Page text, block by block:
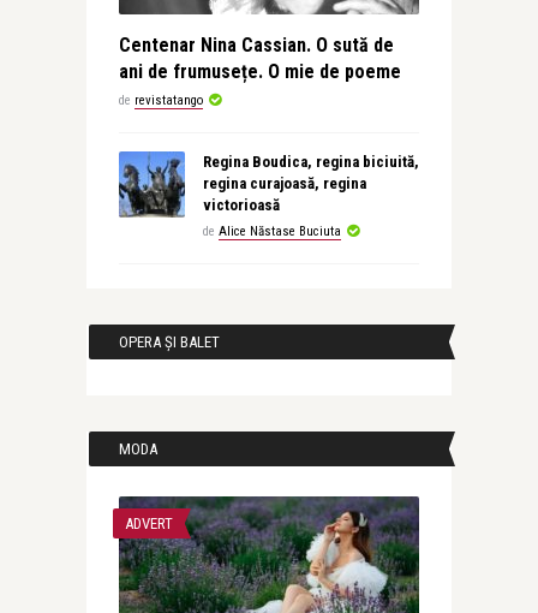
Centenar Nina Cassian. O sută de
ani de frumusețe. O mie de poeme
de revistatango
Regina Boudica, regina biciuită,
regina curajoasă, regina
victorioasă
de Alice Năstase Buciuta
OPERA ȘI BALET
MODA
ADVERT